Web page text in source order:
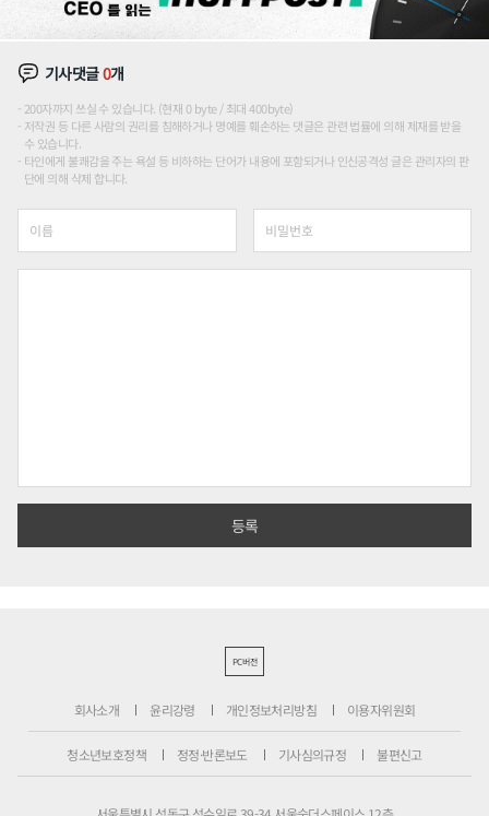
기사댓글0개
200자까지 쓰실 수 있습니다. (현재 0 byte / 최대 400byte)
저작권 등 다른 사람의 권리를 침해하거나 명예를 훼손하는 댓글은 관련 법률에 의해 제재를 받을
수 있습니다.
타인에게 불쾌감을 주는 욕설 등 비하하는 단어가 내용에 포함되거나 인신공격성 글은 관리자의 판
단에 의해 삭제 합니다.
PC버전
회사소개 윤리강령 개인정보처리방침 이용자위원회
청소년보호정책 정정·반론보도 기사심의규정 불편신고